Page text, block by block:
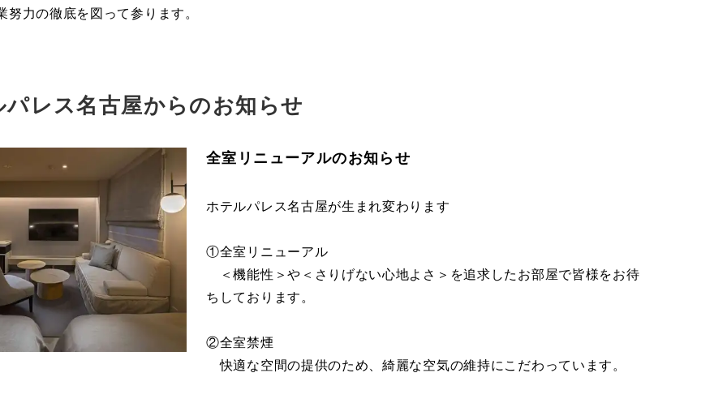
努力の徹底を図って参ります。
パレス名古屋からのお知らせ
全室リニューアルのお知らせ
ホテルパレス名古屋が生まれ変わります
①全室リニューアル
＜機能性＞や＜さりげない心地よさ＞を追求したお部屋で皆様をお待
ちしております。
②全室禁煙
快適な空間の提供のため、綺麗な空気の維持にこだわっています。